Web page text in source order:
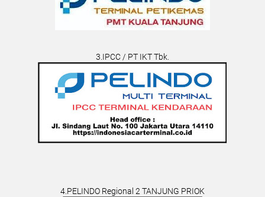
3.IPCC / PT IKT Tbk.
4.PELINDO Regional 2 TANJUNG PRIOK